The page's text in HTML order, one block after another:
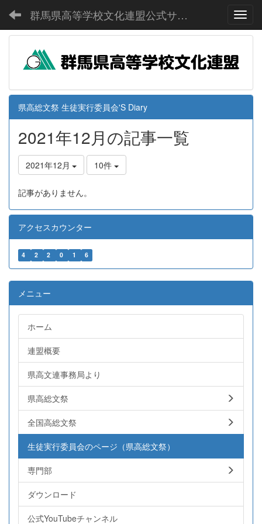
群馬県高等学校文化連盟公式サイト
県高総文祭 生徒実行委員会'S Diary
2021年12月の記事一覧
2021年12月 10件
記事がありません。
アクセスカウンター
4 2 2 0 1 6
メニュー
ホーム
連盟概要
県高文連事務局より
県高総文祭
全国高総文祭
生徒実行委員会のページ（県高総文祭）
専門部
ダウンロード
公式YouTubeチャンネル